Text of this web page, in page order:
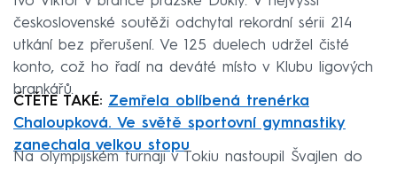
československé soutěži odchytal rekordní sérii 214
utkání bez přerušení. Ve 125 duelech udržel čisté
konto, což ho řadí na deváté místo v Klubu ligových
brankářů.
ČTĚTE TAKÉ: Zemřela oblíbená trenérka
Chaloupková. Ve světě sportovní gymnastiky
zanechala velkou stopu
Na olympijském turnaji v Tokiu nastoupil Švajlen do